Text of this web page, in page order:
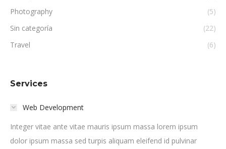
Photography
(5)
Sin categoría
(22)
Travel
(6)
Services
Web Development
Integer vitae ante vitae mauris ipsum massa lorem ipsum
dolor ipsum massa sed turpis aliquam eleifend id pulvinar